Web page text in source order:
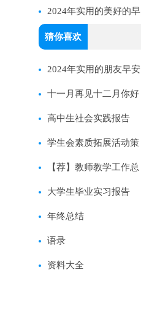
安问候语语录59句
2024年实用的美好的早
安QQ问候语集锦44条
猜你喜欢
2024年实用的朋友早安
朋友圈问候语大合集62句
十一月再见十二月你好
语录高中生社会实践报告
【范例15篇】
学生会素质拓展活动策
划书【荐】教师教学工作总
结 大学生毕业实习报告
【热】
年终总结
语录
资料大全